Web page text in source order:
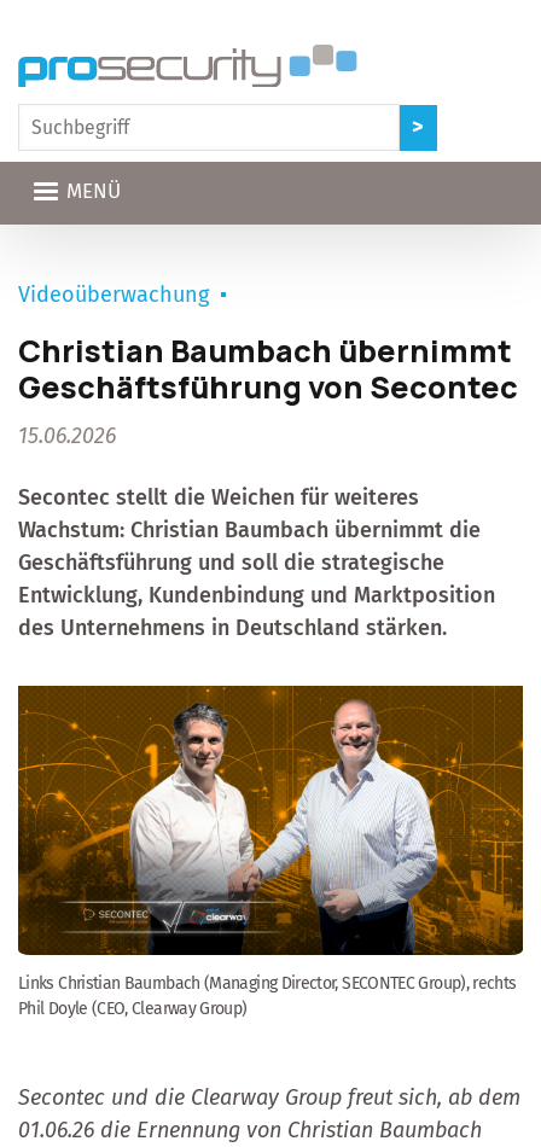
MENÜ
Videoüberwachung
Christian Baumbach übernimmt
Geschäftsführung von Secontec
15.06.2026
Secontec stellt die Weichen für weiteres
Wachstum: Christian Baumbach übernimmt die
Geschäftsführung und soll die strategische
Entwicklung, Kundenbindung und Marktposition
des Unternehmens in Deutschland stärken.
Links Christian Baumbach (Managing Director, SECONTEC Group), rechts
Phil Doyle (CEO, Clearway Group)
Secontec und die Clearway Group freut sich, ab dem
01.06.26 die Ernennung von Christian Baumbach